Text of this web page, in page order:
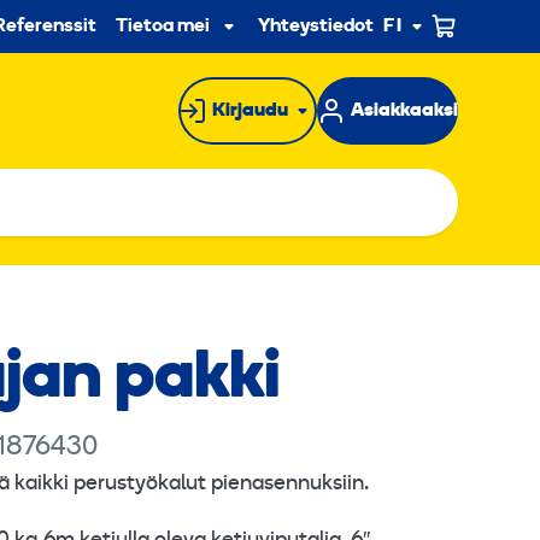
Tietoa meistäAlavalikko
Yhteystiedot FI
Kirjaudu Asiakkaaksi
pakki
kaikki perustyökalut pienasennuksiin.